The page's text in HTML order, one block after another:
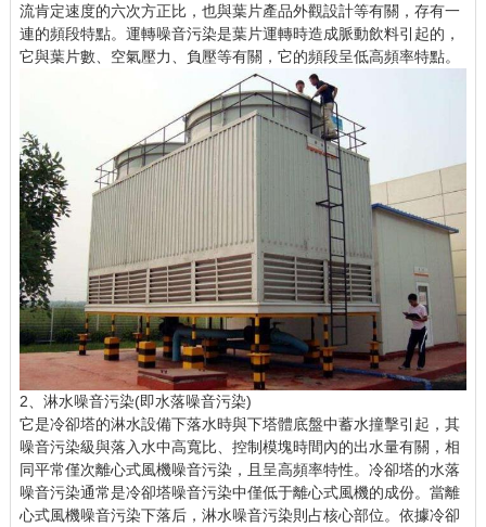
流肯定速度的六次方正比，也與葉片產品外觀設計等有關，存有一
連的頻段特點。運轉噪音污染是葉片運轉時造成脈動飲料引起的，
它與葉片數、空氣壓力、負壓等有關，它的頻段呈低高頻率特點。
2、淋水噪音污染(即水落噪音污染)
它是冷卻塔的淋水設備下落水時與下塔體底盤中蓄水撞擊引起，其
噪音污染級與落入水中高寬比、控制模塊時間內的出水量有關，相
同平常僅次離心式風機噪音污染，且呈高頻率特性。冷卻塔的水落
噪音污染通常是冷卻塔噪音污染中僅低于離心式風機的成份。當離
心式風機噪音污染下落后，淋水噪音污染則占核心部位。依據冷卻